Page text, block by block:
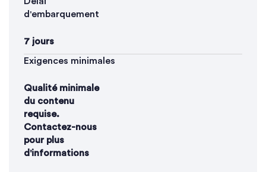
d'embarquement
7 jours
Exigences minimales
Qualité minimale
du contenu
requise.
Contactez-nous
pour plus
d'informations